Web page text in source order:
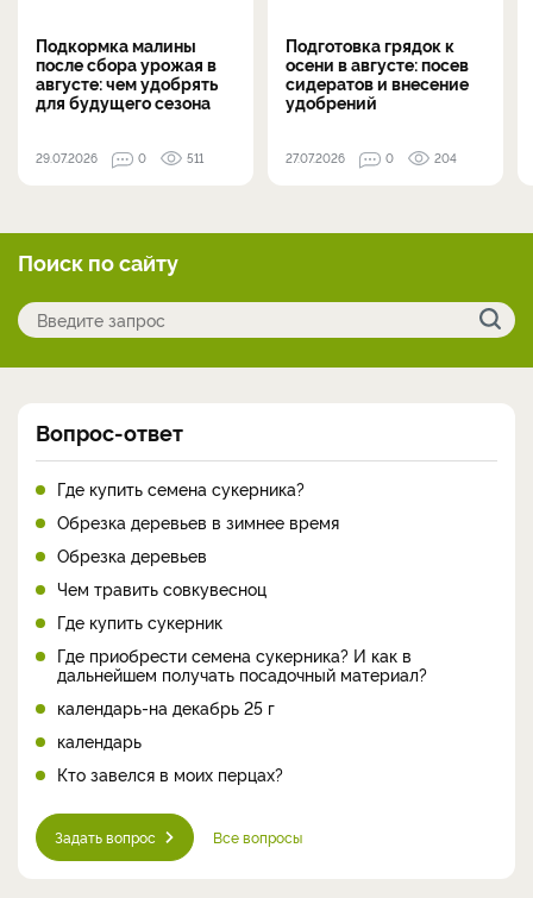
Подкормка малины
после сбора урожая в
августе: чем удобрять
для будущего сезона
29.07.2026 0 511
Подготовка грядок к
осени в августе: посев
сидератов и внесение
удобрений
27.07.2026 0 204
Поиск по сайту
Вопрос-ответ
Где купить семена сукерника?
Обрезка деревьев в зимнее время
Обрезка деревьев
Чем травить совкувесноц
Где купить сукерник
Где приобрести семена сукерника? И как в
дальнейшем получать посадочный материал?
календарь-на декабрь 25 г
календарь
Кто завелся в моих перцах?
Задать вопрос Все вопросы